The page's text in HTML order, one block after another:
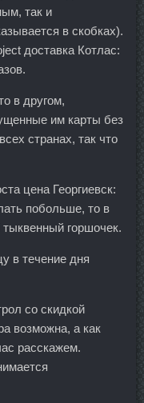
так и
в скобках).
доставка Котлас:
в другом,
им карты без
странах, так что
цена Георгиевск:
побольше, то в
горшочек.
в течение дня
со скидкой
возможна, а как
расскажем.